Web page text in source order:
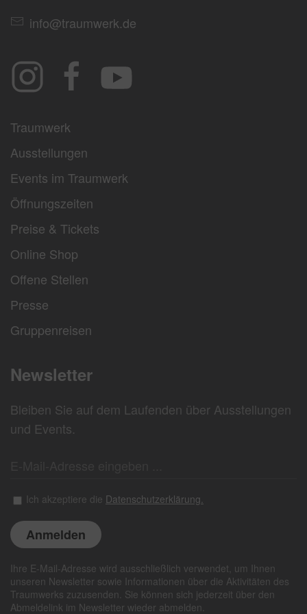
info@traumwerk.de
Traumwerk
Ausstellungen
Events im Traumwerk
Öffnungszeiten
Preise & Tickets
Online Shop
Offene Stellen
Presse
Gruppenreisen
Newsletter
Bleiben Sie auf dem Laufenden über Ausstellungen
und Events.
Ich akzeptiere die Datenschutzerklärung.
Ihre E-Mail-Adresse wird ausschließlich verwendet, um Ihnen
unseren Newsletter sowie Informationen über die Aktivitäten des
Traumwerks zuzusenden. Sie können sich jederzeit über den
Abmeldelink im Newsletter wieder abmelden.